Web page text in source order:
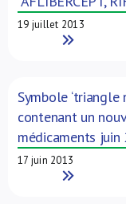
19 juillet 2013
Read More
Symbole ‘triangle
contenant un
médicaments juin
17 juin 2013
Read More